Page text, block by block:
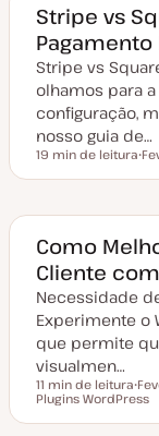
e
a
t
u
a
i
a
ç
ã
Stripe vs
Pagamento
Stripe vs
olhamos para
configuração,
nosso guia de…
Tempo de leitura
19 min de leitura
a
a
e
a
t
u
a
z
a
ã
o
Como
Cliente
Necessidade
Experimente o
que permite
visualmen…
Tempo de leitura
11 min de leitura
D
t
Plugins WordPress